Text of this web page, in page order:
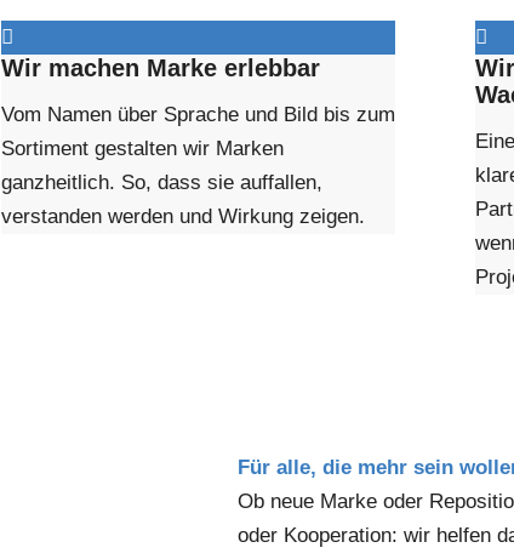
Wir machen Marke erlebbar
Vom Namen über Sprache und Bild bis zum
Sortiment gestalten wir Marken
ganzheitlich. So, dass sie auffallen,
verstanden werden und Wirkung zeigen.
Für alle, die mehr sein
Ob neue Marke oder
oder Kooperation: wir helfen